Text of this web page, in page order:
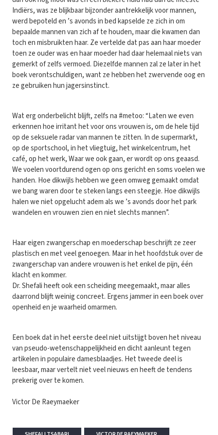
Indiërs, was ze blijkbaar bijzonder aantrekkelijk voor mannen,
werd bepoteld en ’s avonds in bed kapselde ze zich in om
bepaalde mannen van zich af te houden, maar die kwamen dan
toch en misbruikten haar. Ze vertelde dat pas aan haar moeder
toen ze ouder was en haar moeder had daar helemaal niets van
gemerkt of zelfs vermoed. Diezelfde mannen zal ze later in het
boek verontschuldigen, want ze hebben het zwervende oog en
ze gebruiken hun jagersinstinct.
Wat erg onderbelicht blijft, zelfs na #metoo: “Laten we even
erkennen hoe irritant het voor ons vrouwen is, om de hele tijd
op de seksuele radar van mannen te zitten. In de supermarkt,
op de sportschool, in het vliegtuig, het winkelcentrum, het
café, op het werk, Waar we ook gaan, er wordt op ons geaasd.
We voelen voortdurend ogen op ons gericht en soms voelen we
handen. Hoe dikwijls hebben we geen omweg gemaakt omdat
we bang waren door te steken langs een steegje. Hoe dikwijls
halen we niet opgelucht adem als we ’s avonds door het park
wandelen en vrouwen zien en niet slechts mannen”.
Haar eigen zwangerschap en moederschap beschrijft ze zeer
plastisch en met veel genoegen. Maar in het hoofdstuk over de
zwangerschap van andere vrouwen is het enkel de pijn, één
klacht en kommer.
Dr. Shefali heeft ook een scheiding meegemaakt, maar alles
daarrond blijft weinig concreet. Ergens jammer in een boek over
openheid en je waarheid omarmen.
Een boek dat in het eerste deel niet uitstijgt boven het niveau
van pseudo-wetenschappelijkheid en dicht aanleunt tegen
artikelen in populaire damesblaadjes. Het tweede deel is
leesbaar, maar vertelt niet veel nieuws en heeft de tendens
prekerig over te komen.
Victor De Raeymaeker